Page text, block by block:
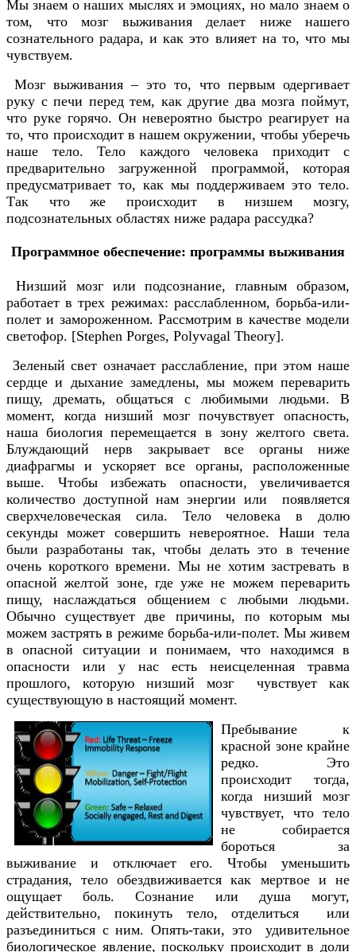
Мы знаем о наших мыслях и эмоциях, но мало знаем о
том, что мозг выживания делает ниже нашего
сознательного радара, и как это влияет на то, что мы
чувствуем.
Мозг выживания – это то, что первым одергивает
руку с печи перед тем, как другие два мозга поймут,
что руке горячо. Он невероятно быстро реагирует на
то, что происходит в нашем окружении, чтобы уберечь
наше тело. Тело каждого человека приходит с
предварительно загруженной программой, которая
предусматривает то, как мы поддерживаем это тело.
Так что же происходит в низшем мозгу,
подсознательных областях ниже радара рассудка?
Программное обеспечение: программы выживания
Низший мозг или подсознание, главным образом,
работает в трех режимах: расслабленном, борьба-или-
полет и замороженном. Рассмотрим в качестве модели
светофор. [Stephen Porges, Polyvagal Theory].
Зеленый свет означает расслабление, при этом наше
сердце и дыхание замедлены, мы можем переварить
пищу, дремать, общаться с любимыми людьми. В
момент, когда низший мозг почувствует опасность,
наша биология перемещается в зону желтого света.
Блуждающий нерв закрывает все органы ниже
диафрагмы и ускоряет все органы, расположенные
выше. Чтобы избежать опасности, увеличивается
количество доступной нам энергии или появляется
сверхчеловеческая сила. Тело человека в долю
секунды может совершить невероятное. Наши тела
были разработаны так, чтобы делать это в течение
очень короткого времени. Мы не хотим застревать в
опасной желтой зоне, где уже не можем переварить
пищу, наслаждаться общением с любыми людьми.
Обычно существует две причины, по которым мы
можем застрять в режиме борьба-или-полет. Мы живем
в опасной ситуации и понимаем, что находимся в
опасности или у нас есть неисцеленная травма
прошлого, которую низший мозг чувствует как
существующую в настоящий момент.
Пребывание к
красной зоне крайне
редко. Это
происходит тогда,
когда низший мозг
чувствует, что тело
не собирается
бороться за
выживание и отключает его. Чтобы уменьшить
страдания, тело обездвиживается как мертвое и не
ощущает боль. Сознание или душа могут,
действительно, покинуть тело, отделиться или
разъединиться с ним. Опять-таки, это удивительное
биологическое явление, поскольку происходит в доли